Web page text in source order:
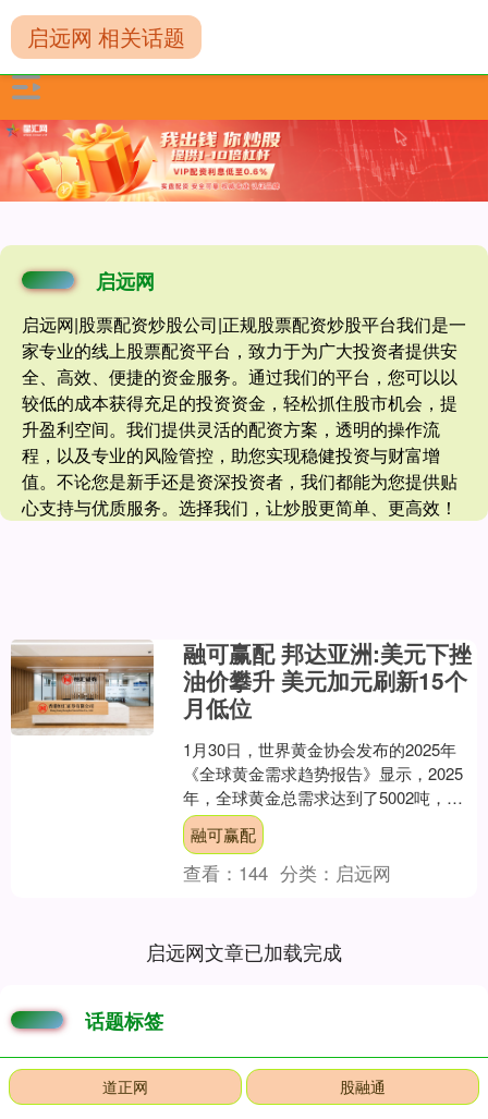
启远网
启远网|股票配资炒股公司|正规股票配资炒股平台我们是一
家专业的线上股票配资平台，致力于为广大投资者提供安
全、高效、便捷的资金服务。通过我们的平台，您可以以
较低的成本获得充足的投资资金，轻松抓住股市机会，提
升盈利空间。我们提供灵活的配资方案，透明的操作流
程，以及专业的风险管控，助您实现稳健投资与财富增
值。不论您是新手还是资深投资者，我们都能为您提供贴
心支持与优质服务。选择我们，让炒股更简单、更高效！
启远网 相关话题
融可赢配 邦达亚洲:美元下挫
油价攀升 美元加元刷新15个
月低位
1月30日，世界黄金协会发布的2025年
《全球黄金需求趋势报告》显示，2025
年，全球黄金总需求达到了5002吨，创
历史新高。持续的地缘政治、以及世界
经济的不确....
融可赢配
查看： 144 分类： 启远网
启远网文章已加载完成
话题标签
道正网 股融通